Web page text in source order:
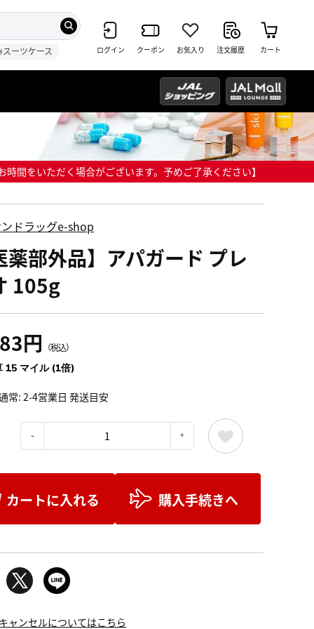
スーツケース ログイン クーポン お気入り 注文履歴 カート
間をいただく場合がございます。予めご了承ください】
ドラッグe-shop
薬部外品】アパガード プレ
105g
円 （税込）
15 マイル (1倍)
常: 2-4営業日 発送目安
カートに入れる 購入手続きへ
ャンセルについてはこちら